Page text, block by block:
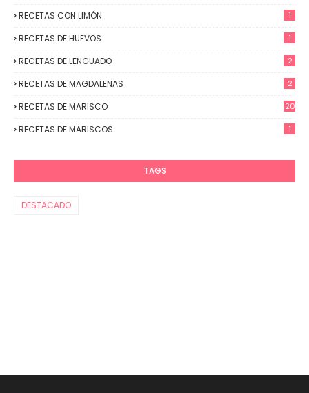
RECETAS CON LIMÓN 1
RECETAS DE HUEVOS 1
RECETAS DE LENGUADO 2
RECETAS DE MAGDALENAS 2
RECETAS DE MARISCO 20
RECETAS DE MARISCOS 1
TAGS
DESTACADO